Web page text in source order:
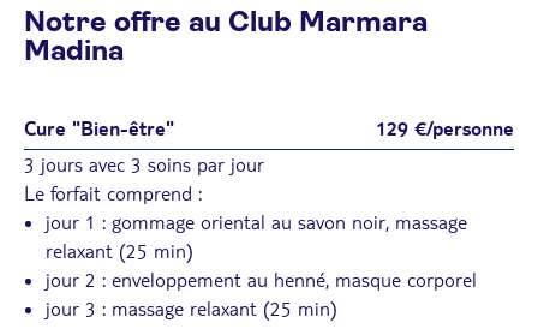
Notre offre au Club Marmara
Madina
Cure "Bien-être"
129 €/personne
3 jours avec 3 soins par jour
Le forfait comprend :
jour 1 : gommage oriental au savon noir, massage
relaxant (25 min)
jour 2 : enveloppement au henné, masque corporel
jour 3 : massage relaxant (25 min)